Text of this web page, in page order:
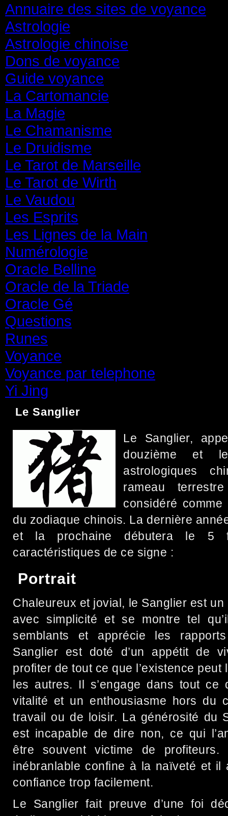
Annuaire des sites de voyance
Astrologie
Astrologie chinoise
Dons de voyance
Guide voyance
La Cartomancie
La Magie
Le Chamanisme
Le Druidisme
Le Tarot de Marseille
Le Tarot de Wirth
Le Vaudou
Les Esprits
Les Lignes de la Main
Numérologie
Oracle Belline
Oracle de la Triade
Oracle Gé
Questions
Runes
Voyance
Voyance par telephone
Yi Jing
Le Sanglier
Le Sanglier,
douzième et
astrologiques
rameau
considéré
du zodiaque chinois. La dernière
et la prochaine débutera le 5
caractéristiques de ce signe :
Portrait
Chaleureux et jovial, le Sanglier est
avec simplicité et se montre tel
semblants et apprécie les
Sanglier est doté d’un appétit de
profiter de tout ce que l’existence
les autres. Il s’engage dans tout ce
vitalité et un enthousiasme hors du
travail ou de loisir. La générosité du
est incapable de dire non, ce qui
être souvent victime de
inébranlable confine à la naïveté et
confiance trop facilement.
Le Sanglier fait preuve d’une foi